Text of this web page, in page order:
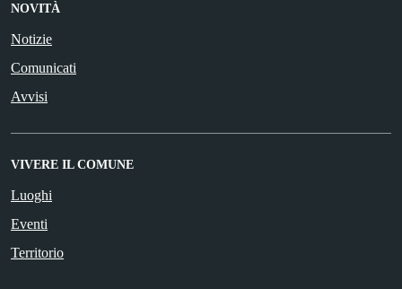
NOVITÀ
Notizie
Comunicati
Avvisi
VIVERE IL COMUNE
Luoghi
Eventi
Territorio